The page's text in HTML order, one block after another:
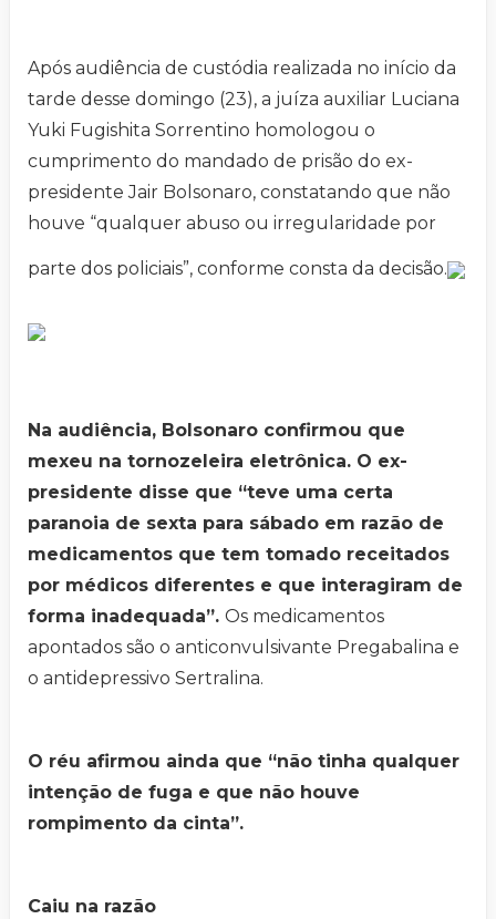
Após audiência de custódia realizada no início da
tarde desse domingo (23), a juíza auxiliar Luciana
Yuki Fugishita Sorrentino homologou o
cumprimento do mandado de prisão do ex-
presidente Jair Bolsonaro, constatando que não
houve “qualquer abuso ou irregularidade por
parte dos policiais”, conforme consta da decisão.
Na audiência, Bolsonaro confirmou que
mexeu na tornozeleira eletrônica. O ex-
presidente disse que “teve uma certa
paranoia de sexta para sábado em razão de
medicamentos que tem tomado receitados
por médicos diferentes e que interagiram de
forma inadequada”. Os medicamentos
apontados são o anticonvulsivante Pregabalina e
o antidepressivo Sertralina.
O réu afirmou ainda que “não tinha qualquer
intenção de fuga e que não houve
rompimento da cinta”.
Caiu na razão